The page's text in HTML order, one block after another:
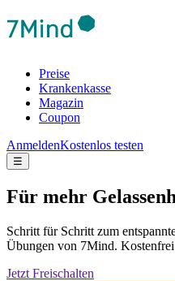
Preise
Krankenkasse
Magazin
Coupon
AnmeldenKostenlos testen
☰
Für mehr
Schritt für Schritt zum
Übungen von 7Mind.
Jetzt Freischalten